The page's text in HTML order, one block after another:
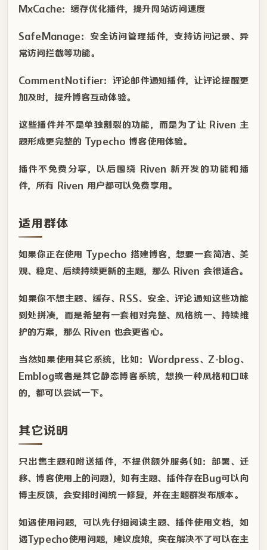
MxCache：缓存优化插件，提升网站访问速度
SafeManage：安全访问管理插件，支持访问记录、异
常访问拦截等功能。
CommentNotifier：评论邮件通知插件，让评论提醒更
加及时，提升博客互动体验。
这些插件并不是单独割裂的功能，而是为了让 Riven 主
题形成更完整的 Typecho 博客使用体验。
插件不免费分享，以后围绕 Riven 新开发的功能和插
件，所有 Riven 用户都可以免费享用。
适用群体
如果你正在使用 Typecho 搭建博客，想要一套简洁、美
观、稳定、后续持续更新的主题，那么 Riven 会很适合。
如果你不想主题、缓存、RSS、安全、评论通知这些功能
到处拼凑，而是希望有一套相对完整、风格统一、持续维
护的方案，那么 Riven 也会更省心。
当然如果使用其它系统，比如：Wordpress、Z-blog、
Emblog或者是其它静态博客系统，想换一种风格和口味
的，都可以尝试一下。
其它说明
只出售主题和附送插件，不提供额外服务(如：部署、迁
移、博客使用上的问题)，如有主题、插件存在Bug可以向
博主反馈，会安排时间统一修复，并在主题群发布版本。
如遇使用问题，可以先仔细阅读主题、插件使用文档，如
遇Typecho使用问题，建议度娘，实在解决不了可以在主